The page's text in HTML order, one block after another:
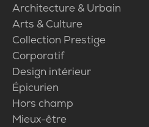
Architecture & Urbain
Arts & Culture
Collection Prestige
Corporatif
Design intérieur
Épicurien
Hors champ
Mieux-être